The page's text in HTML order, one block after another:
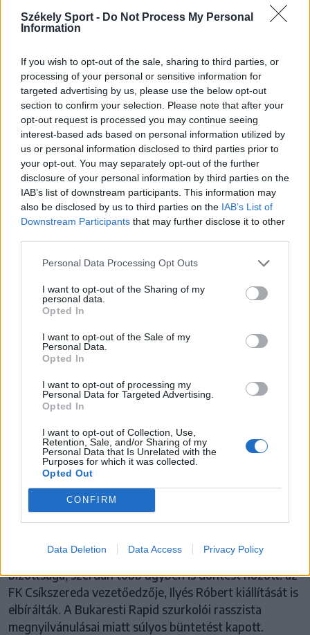
Székely Sport - Do Not Process My Personal
Information
If you wish to opt-out of the sale, sharing to third parties, or
processing of your personal or sensitive information for
targeted advertising by us, please use the below opt-out
section to confirm your selection. Please note that after your
opt-out request is processed you may continue seeing
interest-based ads based on personal information utilized by
us or personal information disclosed to third parties prior to
your opt-out. You may separately opt-out of the further
disclosure of your personal information by third parties on the
IAB’s list of downstream participants. This information may
also be disclosed by us to third parties on the IAB’s List of
Downstream Participants that may further disclose it to other
Personal Data Processing Opt Outs
I want to opt-out of the Sharing of my
personal data.
Opted In
I want to opt-out of the Sale of my
Personal Data.
Opted In
I want to opt-out of processing my
Personal Data for Targeted Advertising.
Opted In
I want to opt-out of Collection, Use,
Retention, Sale, and/or Sharing of my
Personal Data that Is Unrelated with the
Purposes for which it was collected.
Opted Out
CONFIRM
Data Deletion Data Access Privacy Policy
KOLOZSVÁRI CFR
Kimaradt ziccerek után belőtte a
győztes gólt a Kolozsvári CFR (videóval)
Helyzetekben gazdag rangadón a Kolozsvári CFR hazai
pályán 1–0-ra legyőzte a Bukaresti Rapidot a
labdarúgó Szuperliga felsőházi rájátszásában.
FK CSÍKSZEREDA
Eltiltotta a fegyelmi bizottság Ilyés
Róbertet
Összeült a Román Labdarúgó-szövetség fegyelmi
bizottsága, szerdán több ügyben is döntést hozott: az
FK Csíkszereda vezetőedzője, Ilyés Róbert kiállítását is
elbírálták. A Bukaresti Rapid szurkolói rasszista
megnyilvánulásai miatt súlyos büntetést kapott.